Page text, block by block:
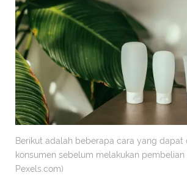
Berikut adalah beberapa cara yang dapat
konsumen sebelum melakukan pembelian
Pexels.com)